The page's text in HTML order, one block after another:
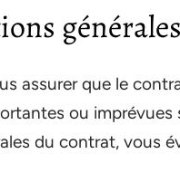
générales
assurer que le
ou imprévues
du contrat, vous